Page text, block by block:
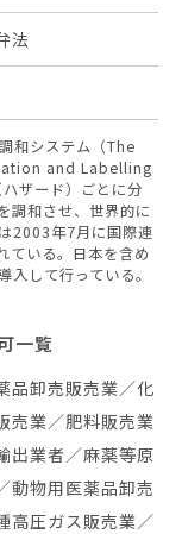
法
和システム（The
and Labelling
ザード）ごとに分
調和させ、世界的に
2003年7月に国際連
ている。日本を含め
して行っている。
一覧
品卸売販売業／化
売業／肥料販売業
出業者／麻薬等原
動物用医薬品卸売
高圧ガス販売業／